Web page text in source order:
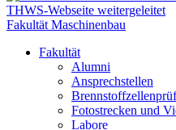
Fakultät Maschinenbau
Fakultät
Alumni
Ansprechstellen
Fotostrecken und
Labore